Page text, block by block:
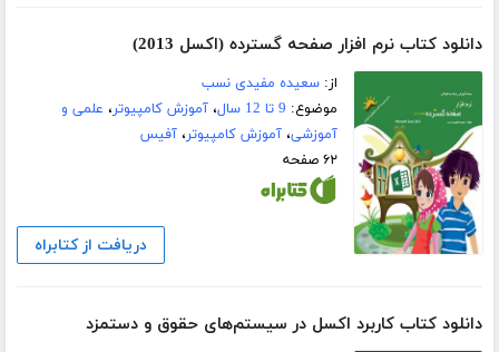
دانلود کتاب نرم افزار صفحه گسترده (اکسل 2013)
از:سعیده مفیدی نسب
موضوع: 9 تا 12 سال ،آموزش کامپیوتر، علمی و
آموزشی،آموزش کامپیوتر،آفیس
۶۲ صفحه
دریافت از کتابراه
دانلود کتاب کاربرد اکسل در سیستم‌های حقوق و دستمزد